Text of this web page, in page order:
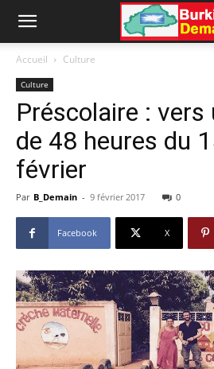
Accueil Culture
Culture
Préscolaire : vers
de 48 heures du
février
Par B_Demain - 9 février 2017 0
Facebook X